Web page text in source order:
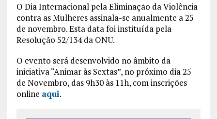
O Dia Internacional pela Eliminação da Violência
contra as Mulheres assinala-se anualmente a 25
de novembro. Esta data foi instituída pela
Resolução 52/134 da ONU.
O evento será desenvolvido no âmbito da
iniciativa “Animar às Sextas”, no próximo dia 25
de Novembro, das 9h30 às 11h, com inscrições
online aqui.